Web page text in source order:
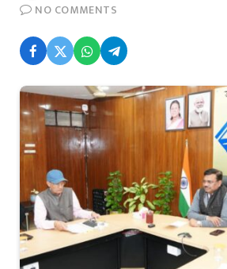
NO COMMENTS